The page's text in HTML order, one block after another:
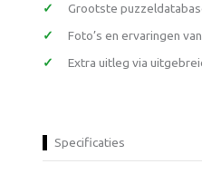
Grootste
Foto’s en ervaringen
Extra uitleg via
Specificaties